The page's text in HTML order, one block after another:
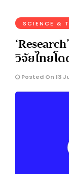
SCIENCE &
วิจัยไทยโ
Posted On 13